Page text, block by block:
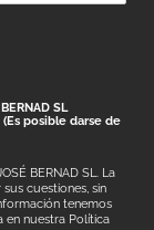
SL
posible darse de
BERNAD SL. La
cuestiones, sin
tenemos
en nuestra Política